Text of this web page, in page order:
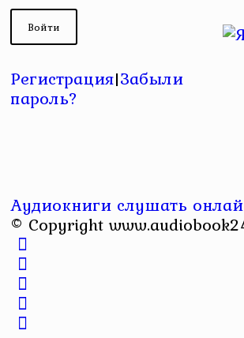
Регистрация|Забыли
пароль?
Аудиокниги слушать
© Copyright